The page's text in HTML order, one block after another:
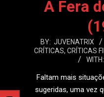
A Fera
2014-
09-
BY: JUVENATRIX
CRÍTICAS, CRÍTICAS
WITH:
Faltam mais
sugeridas, uma vez